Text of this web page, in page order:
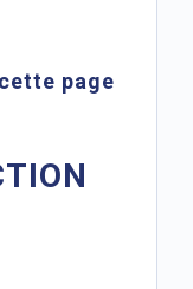
page